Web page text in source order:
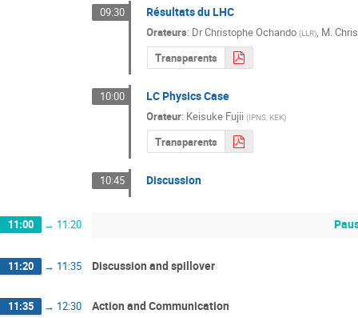
09:30 Résultats du LHC
Orateurs: DrChristophe Ochando (LLR), M.
Transparents
10:00 LC Physics Case
Orateur: Keisuke Fujii (IPNS, KEK)
Transparents
10:45 Discussion
11:00 → 11:20
11:20 → 11:35 Discussion and spillover
11:35 → 12:30 Action and Communication